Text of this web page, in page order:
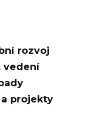
rozvoj
vedení
projekty